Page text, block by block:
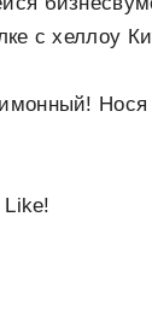
с хеллоу
Нося
Like!